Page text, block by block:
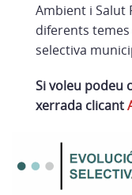
Ambient i Salut
diferents
selectiva
Si voleu podeu
xerrada clicant